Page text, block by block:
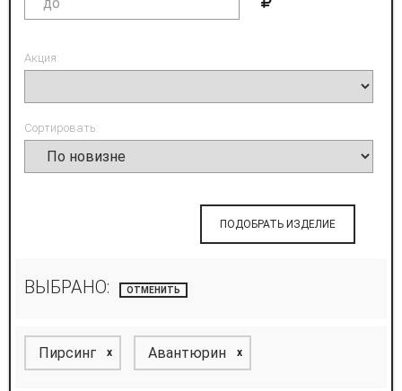
Акция:
Сортировать:
ПОДОБРАТЬ ИЗДЕЛИЕ
ВЫБРАНО: ОТМЕНИТЬ
Пирсинг x Авантюрин x